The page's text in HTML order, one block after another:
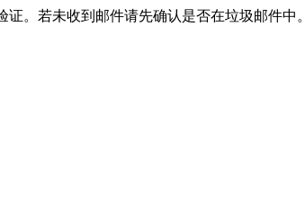
。若未收到邮件请先确认是否在垃圾邮件中。